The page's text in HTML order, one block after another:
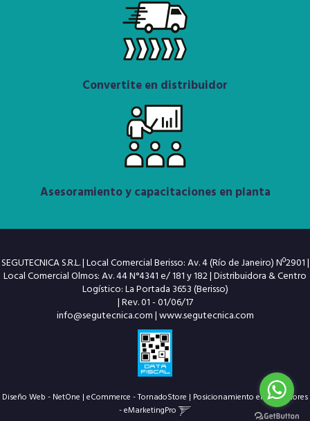
Convertite en distribuidor
Asesoramiento y capacitaciones en planta
SEGUTECNICA S.R.L. | Local Comercial Berisso: Av. 4 (Río de Janeiro) Nº2901 |
Local Comercial Olmos: Av. 44 N°4341 e/ 181 y 182 | Distribuidora & Centro
Logístico: La Portada 3653 (Berisso)
| Rev. 01 - 01/06/17
info@segutecnica.com|www.segutecnica.com
Diseño Web - NetOne | eCommerce - TornadoStore | Posicionamiento en Buscadores
- eMarketingPro